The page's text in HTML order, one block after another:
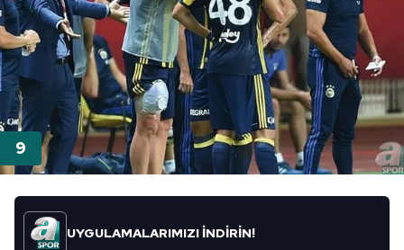
UYGULAMALARIMIZI İNDİRİN!